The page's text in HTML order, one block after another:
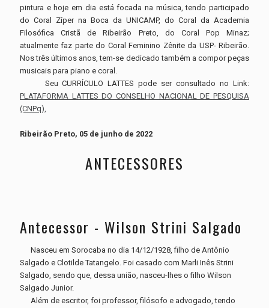
pintura e hoje em dia está focada na música, tendo participado
do Coral Zíper na Boca da UNICAMP, do Coral da Academia
Filosófica Cristã de Ribeirão Preto, do Coral Pop Minaz;
atualmente faz parte do Coral Feminino Zênite da USP- Ribeirão.
Nos três últimos anos, tem-se dedicado também a compor peças
musicais para piano e coral.
Seu CURRÍCULO LATTES pode ser consultado no Link:
PLATAFORMA LATTES DO CONSELHO NACIONAL DE PESQUISA
(CNPq),
Ribeirão Preto, 05 de junho de 2022
ANTECESSORES
Antecessor - Wilson Strini Salgado
Nasceu em Sorocaba no dia 14/12/1928, filho de Antônio
Salgado e Clotilde Tatangelo. Foi casado com Marli Inês Strini
Salgado, sendo que, dessa união, nasceu-lhes o filho Wilson
Salgado Junior.
Além de escritor, foi professor, filósofo e advogado, tendo